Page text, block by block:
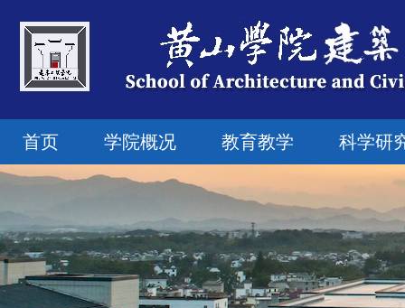
首页 学院概况 教育教学 科学研